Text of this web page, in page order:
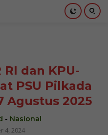
RI dan KPU-
PSU Pilkada
Agustus 2025
- Nasional
4, 2024